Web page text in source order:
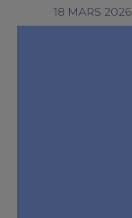
18 MARS 2026